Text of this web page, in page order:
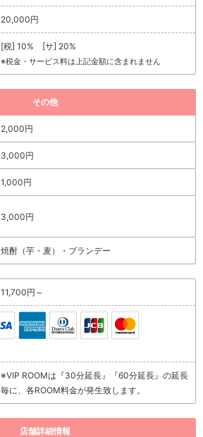
20,000円
[税] 10% [サ] 20%
※税金・サービス料は上記金額に含まれません
その他
2,000円
3,000円
1,000円
3,000円
焼酎（芋・麦）・ブランデー
11,700円～
※VIP ROOMは『30分延長』『60分延長』の延長
毎に、各ROOM料金が発生致します。
店舗詳細情報